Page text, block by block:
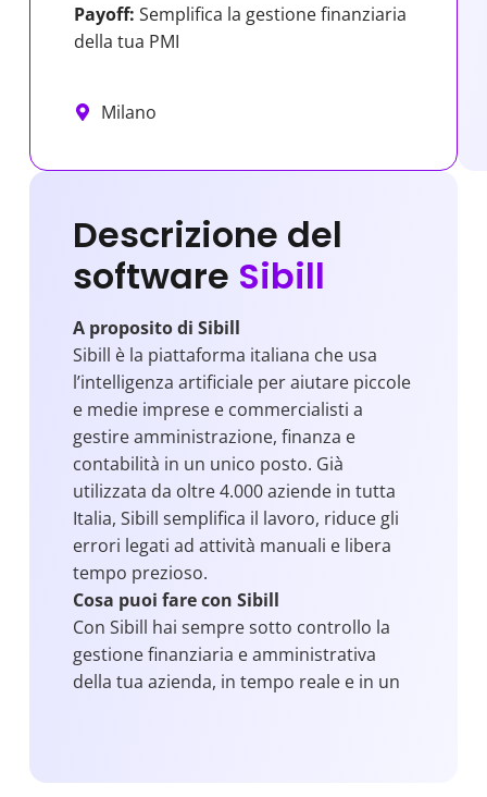
Payoff: Semplifica la gestione finanziaria
della tua PMI
Milano
Descrizione del
software Sibill
A proposito di Sibill
Sibill è la piattaforma italiana che usa
l’intelligenza artificiale per aiutare piccole
e medie imprese e commercialisti a
gestire amministrazione, finanza e
contabilità in un unico posto. Già
utilizzata da oltre 4.000 aziende in tutta
Italia, Sibill semplifica il lavoro, riduce gli
errori legati ad attività manuali e libera
tempo prezioso.
Cosa puoi fare con Sibill
Con Sibill hai sempre sotto controllo la
gestione finanziaria e amministrativa
della tua azienda, in tempo reale e in un